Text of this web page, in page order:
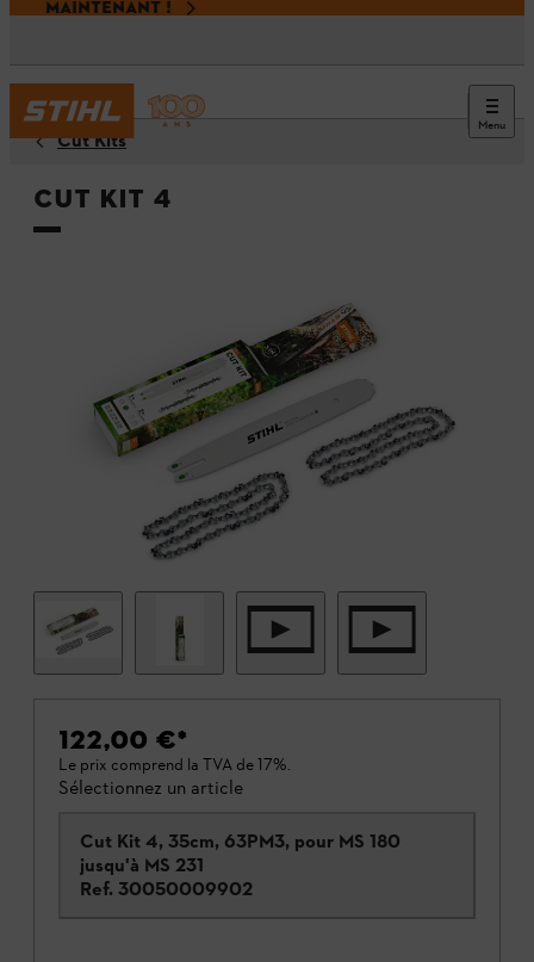
MAINTENANT !
Menu
Cut Kits
Cut Kit 4
122,00 €*
Le prix comprend la TVA de 17%.
Sélectionnez un article
Cut Kit 4, 35cm, 63PM3, pour MS 180
jusqu'à MS 231
Ref. 30050009902